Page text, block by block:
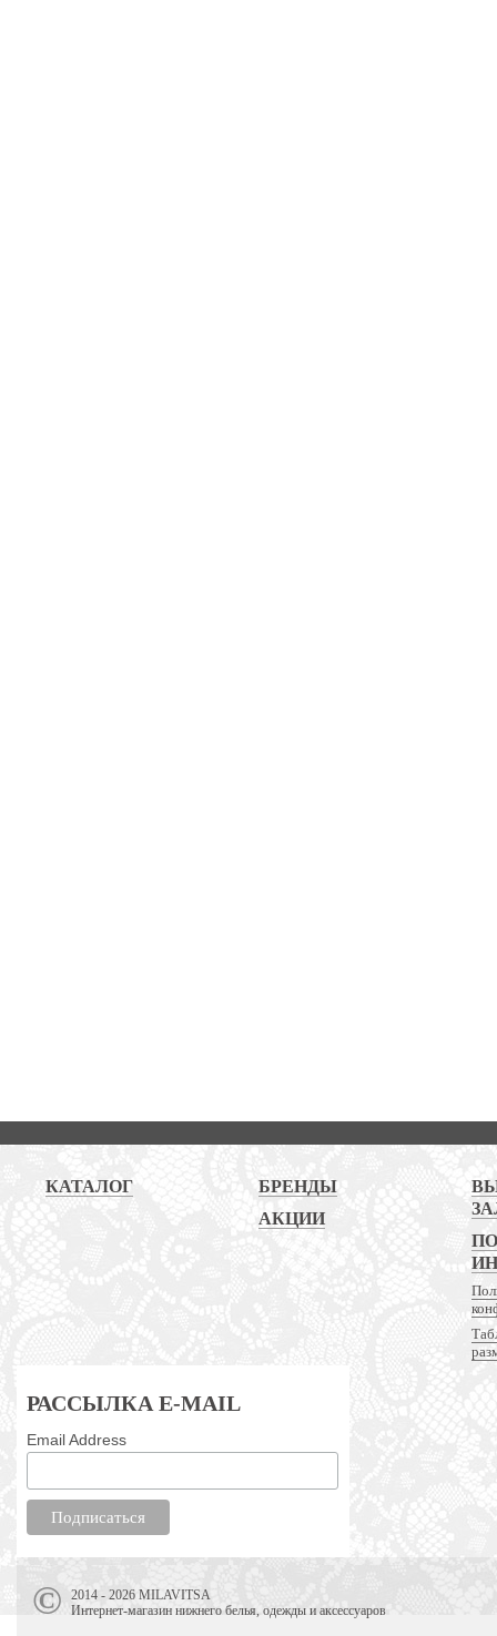
КАТАЛОГ
БРЕНДЫ
АКЦИИ
РАССЫЛКА E-MAIL
Email Address
2014 - 2026 MILAVITSA
Интернет-магазин нижнего белья, одежды и аксессуаров